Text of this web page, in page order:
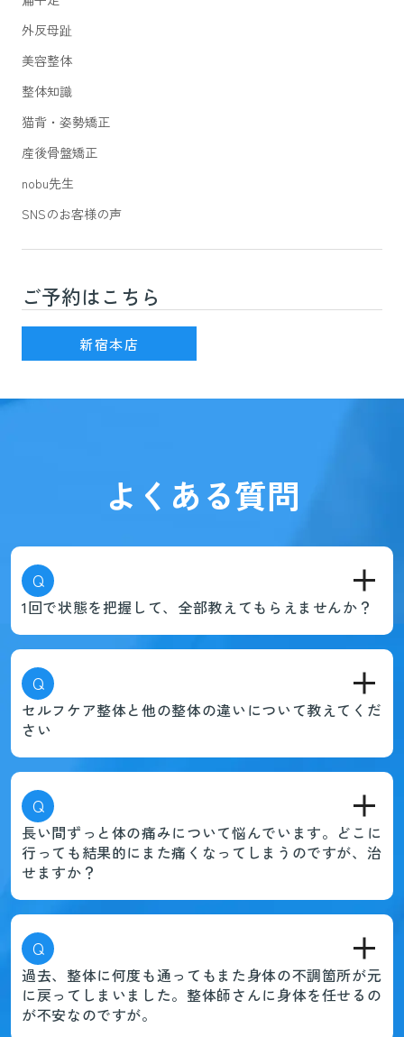
外反母趾
美容整体
整体知識
猫背・姿勢矯正
産後骨盤矯正
nobu先生
SNSのお客様の声
ご予約はこちら
新宿本店
よくある質問
Q
1回で状態を把握して、全部教えてもらえませんか？
Q
セルフケア整体と他の整体の違いについて教えてくだ
さい
Q
長い間ずっと体の痛みについて悩んでいます。どこに
行っても結果的にまた痛くなってしまうのですが、治
せますか？
Q
過去、整体に何度も通ってもまた身体の不調箇所が元
に戻ってしまいました。整体師さんに身体を任せるの
が不安なのですが。